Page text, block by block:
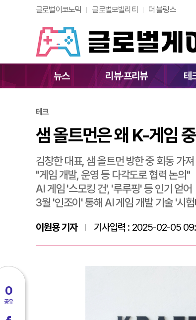
글로벌이코노믹 글로벌모빌리티 더 블링스
뉴스 리뷰·프리뷰 테
샘 올트먼
0
공유
테크
샘 올트먼은 왜 K-게임
김창한 대표, 샘 올트먼 방한 중 회동 가져
"게임 개발, 운영 등 다각도로 협력 논의"
AI 게임 '스모킹 건', '루루핑' 등 인기 얻어
3월 '인조이' 통해 AI 게임 개발 기술 '시
이원용 기자 기사입력 : 2025-02-05